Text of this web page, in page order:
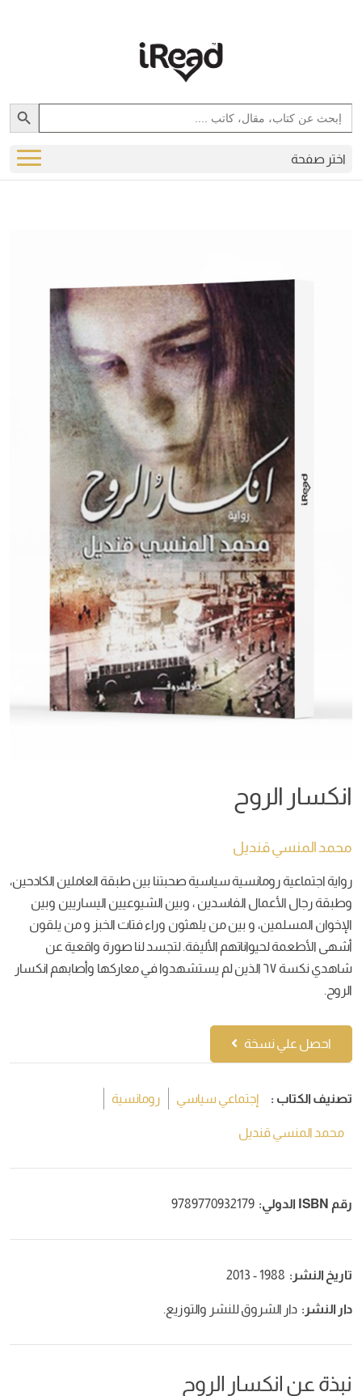
Search
for:
Search Button
اختر صفحة
انكسار الروح
محمد المنسي قنديل
رواية اجتماعية رومانسية سياسية صحبتنا بين طبقة العاملين الكادحين،
وطبقة رجال الأعمال الفاسدين ، وبين الشيوعيين اليساريين وبين
الإخوان المسلمين، و بين من يلهثون وراء فتات الخبز و من يلقون
أشهى الأطعمة لحيواناتهم الأليفة. لتجسد لنا صورة واقعية عن
شاهدي نكسة ٦٧ الذين لم يستشهدوا في معاركها وأصابهم انكسار
الروح.
احصل علي نسخة
تصنيف الكتاب : إجتماعي سياسي رومانسية
محمد المنسي قنديل
رقم ISBN الدولي: 9789770932179
تاريخ النشر: 1988 - 2013
دار النشر: دار الشروق للنشر والتوزيع.
نبذة عن انكسار الروح